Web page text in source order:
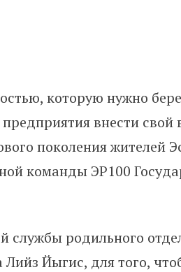
которую нужно
внести свой
поколения жителей
команды ЭР100
службы родильного
Лийз Йыгис, для того,